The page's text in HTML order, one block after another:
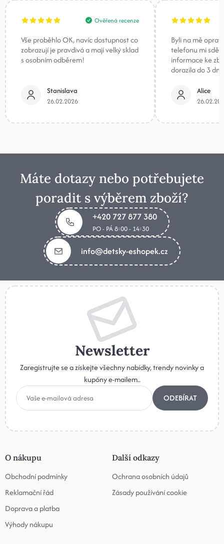
Ověřená recenze
Vše proběhlo OK, navíc dostupnost co
zobrazují je pravdivá a mají velký sklad
s osobním odběrem!
Stanislava
26.02.2026
Byli na mě
telefonu mi
informace ke
dorazila do 3
Alice
Máte dotazy nebo potřebujete
poradit s výběrem zboží?
+420 727 877 380
PO - PÁ 8:00 - 14:30
info@detsky-eshopek.cz
Newsletter
Zaregistrujte se a získejte všechny nabídky, trendy novinky a
kupóny e-mailem..
ODEBÍRAT
O nákupu
Obchodní podmínky
Reklamační řád
Doprava a platba
Výhody nákupu
Další odkazy
Ochrana osobních údajů
Zásady používání cookie